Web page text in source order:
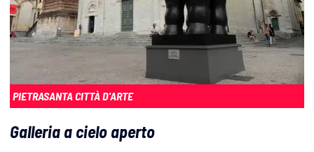
PIETRASANTA CITTÀ D'ARTE
Galleria a cielo aperto